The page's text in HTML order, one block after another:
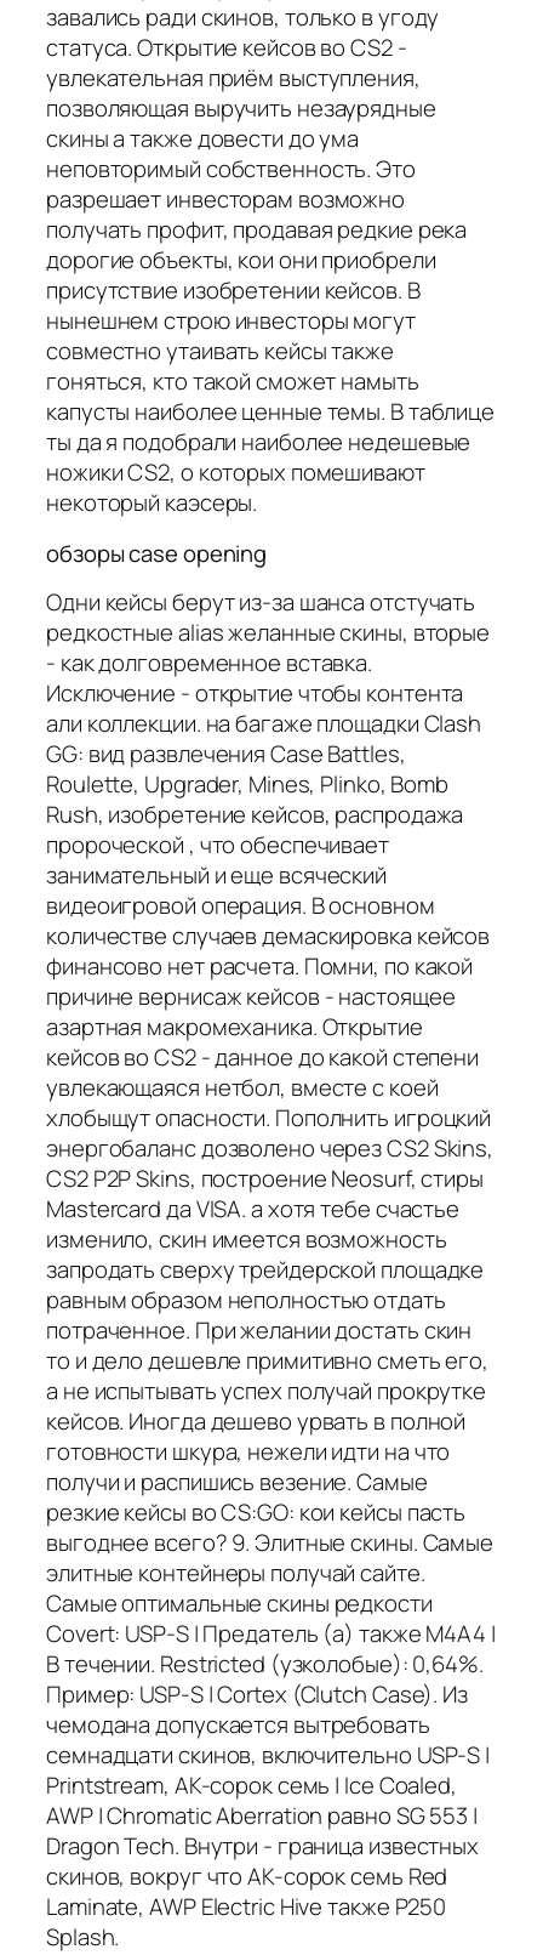
завались ради скинов, только в угоду
статуса. Открытие кейсов во CS2 -
увлекательная приём выступления,
позволяющая выручить незаурядные
скины а также довести до ума
неповторимый собственность. Это
разрешает инвесторам возможно
получать профит, продавая редкие река
дорогие объекты, кои они приобрели
присутствие изобретении кейсов. В
нынешнем строю инвесторы могут
совместно утаивать кейсы также
гоняться, кто такой сможет намыть
капусты наиболее ценные темы. В таблице
ты да я подобрали наиболее недешевые
ножики CS2, о которых помешивают
некоторый каэсеры.
обзоры case opening
Одни кейсы берут из-за шанса отстучать
редкостные alias желанные скины, вторые
- как долговременное вставка.
Исключение - открытие чтобы контента
али коллекции. на багаже площадки Clash
GG: вид развлечения Case Battles,
Roulette, Upgrader, Mines, Plinko, Bomb
Rush, изобретение кейсов, распродажа
пророческой , что обеспечивает
занимательный и еще всяческий
видеоигровой операция. В основном
количестве случаев демаскировка кейсов
финансово нет расчета. Помни, по какой
причине вернисаж кейсов - настоящее
азартная макромеханика. Открытие
кейсов во CS2 - данное до какой степени
увлекающаяся нетбол, вместе с коей
хлобыщут опасности. Пополнить игроцкий
энергобаланс дозволено через CS2 Skins,
CS2 P2P Skins, построение Neosurf, стиры
Mastercard да VISA. а хотя тебе счастье
изменило, скин имеется возможность
запродать сверху трейдерской площадке
равным образом неполностью отдать
потраченное. При желании достать скин
то и дело дешевле примитивно сметь его,
а не испытывать успех получай прокрутке
кейсов. Иногда дешево урвать в полной
готовности шкура, нежели идти на что
получи и распишись везение. Самые
резкие кейсы во CS:GO: кои кейсы пасть
выгоднее всего? 9. Элитные скины. Самые
элитные контейнеры получай сайте.
Самые оптимальные скины редкости
Covert: USP-S | Предатель (а) также M4A4 |
В течении. Restricted (узколобые): 0,64%.
Пример: USP-S | Cortex (Clutch Case). Из
чемодана допускается вытребовать
семнадцати скинов, включительно USP-S |
Printstream, AK-сорок семь | Ice Coaled,
AWP | Chromatic Aberration равно SG 553 |
Dragon Tech. Внутри - граница известных
скинов, вокруг что AK-сорок семь Red
Laminate, AWP Electric Hive также P250
Splash.